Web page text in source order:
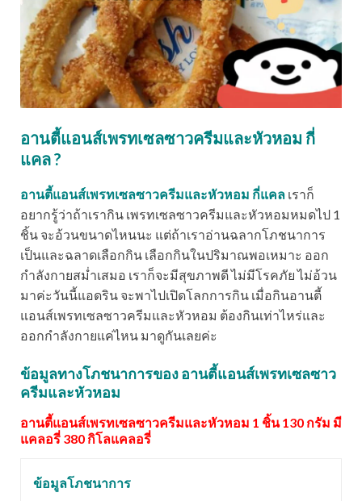
อานตี้แอนส์เพรทเซลซาวครีมและหัวหอม กี่
แคล ?
อานตี้แอนส์เพรทเซลซาวครีมและหัวหอม กี่แคล เราก็
อยากรู้ว่าถ้าเรากิน เพรทเซลซาวครีมและหัวหอมหมดไป 1
ชิ้น จะอ้วนขนาดไหนนะ แต่ถ้าเราอ่านฉลากโภชนาการ
เป็นและฉลาดเลือกกิน เลือกกินในปริมาณพอเหมาะ ออก
กำลังกายสม่ำเสมอ เราก็จะมีสุขภาพดี ไม่มีโรคภัย ไม่อ้วน
มาค่ะวันนี้แอดริน จะพาไปเปิดโลกการกิน เมื่อกินอานตี้
แอนส์เพรทเซลซาวครีมและหัวหอม ต้องกินเท่าไหร่และ
ออกกำลังกายแค่ไหน มาดูกันเลยค่ะ
ข้อมูลทางโภชนาการของ อานตี้แอนส์เพรทเซลซาว
ครีมและหัวหอม
อานตี้แอนส์เพรทเซลซาวครีมและหัวหอม 1 ชิ้น 130 กรัม มี
แคลอรี่ 380 กิโลแคลอรี่
ข้อมูลโภชนาการ